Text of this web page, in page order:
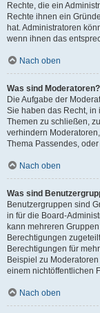
Rechte, die ein
Rechte ihnen ein
hat. Administratoren
wenn ihnen das
Nach oben
Was sind Moderatoren?
Die Aufgabe der
Sie haben das Recht, in
Themen zu schließen,
verhindern
Thema Passendes,
Nach oben
Was sind
Benutzergruppen sind
in für die Board-
kann mehreren
Berechtigungen
Berechtigungen für
Beispiel zu
einem nichtöffentlichen
Nach oben